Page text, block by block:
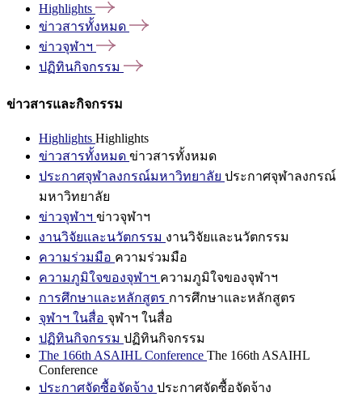
Highlights
ข่าวสารทั้งหมด
ข่าวจุฬาฯ
ปฏิทินกิจกรรม
ข่าวสารและกิจกรรม
Highlights Highlights
ข่าวสารทั้งหมด ข่าวสารทั้งหมด
ประกาศจุฬาลงกรณ์มหาวิทยาลัย ประกาศจุฬาลงกรณ์
มหาวิทยาลัย
ข่าวจุฬาฯ ข่าวจุฬาฯ
งานวิจัยและนวัตกรรม งานวิจัยและนวัตกรรม
ความร่วมมือ ความร่วมมือ
ความภูมิใจของจุฬาฯ ความภูมิใจของจุฬาฯ
การศึกษาและหลักสูตร การศึกษาและหลักสูตร
จุฬาฯ ในสื่อ จุฬาฯ ในสื่อ
ปฏิทินกิจกรรม ปฏิทินกิจกรรม
The 166th ASAIHL Conference The 166th ASAIHL
Conference
ประกาศจัดซื้อจัดจ้าง ประกาศจัดซื้อจัดจ้าง